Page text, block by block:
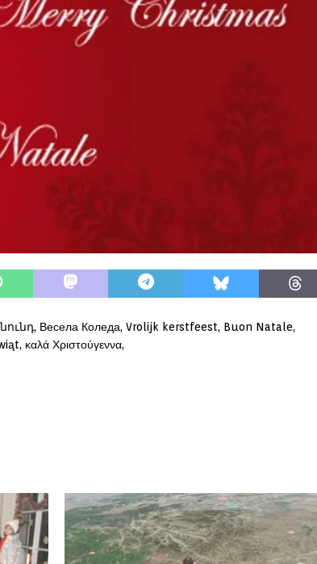
Весела Коледа, Vrolijk kerstfeest, Buon Natale,
καλά Χριστούγεννα,